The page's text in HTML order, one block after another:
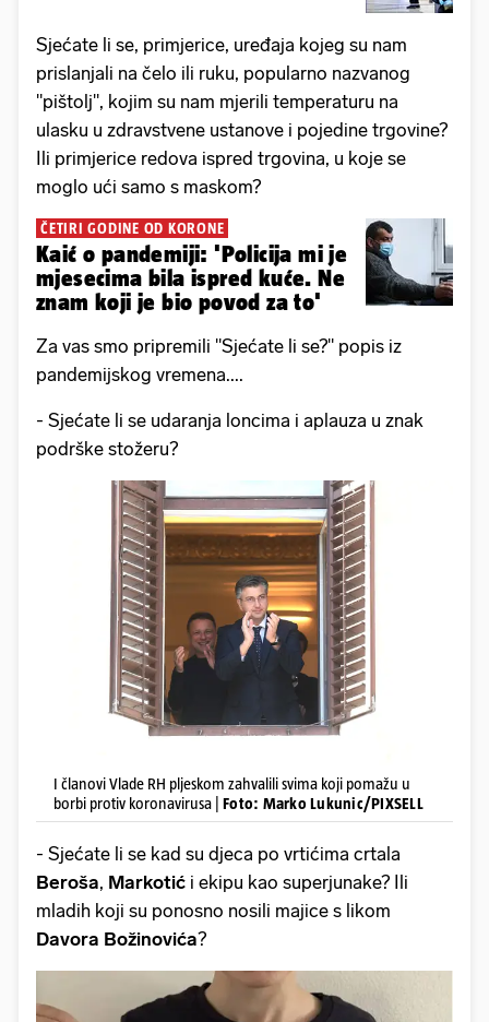
Sjećate li se, primjerice, uređaja kojeg su nam
prislanjali na čelo ili ruku, popularno nazvanog
"pištolj", kojim su nam mjerili temperaturu na
ulasku u zdravstvene ustanove i pojedine trgovine?
Ili primjerice redova ispred trgovina, u koje se
moglo ući samo s maskom?
ČETIRI GODINE OD KORONE
Kaić o pandemiji: 'Policija mi je
mjesecima bila ispred kuće. Ne
znam koji je bio povod za to'
Za vas smo pripremili "Sjećate li se?" popis iz
pandemijskog vremena....
- Sjećate li se udaranja loncima i aplauza u znak
podrške stožeru?
I članovi Vlade RH pljeskom zahvalili svima koji pomažu u
borbi protiv koronavirusa | Foto: Marko Lukunic/PIXSELL
- Sjećate li se kad su djeca po vrtićima crtala
Beroša, Markotić i ekipu kao superjunake? Ili
mladih koji su ponosno nosili majice s likom
Davora Božinovića?